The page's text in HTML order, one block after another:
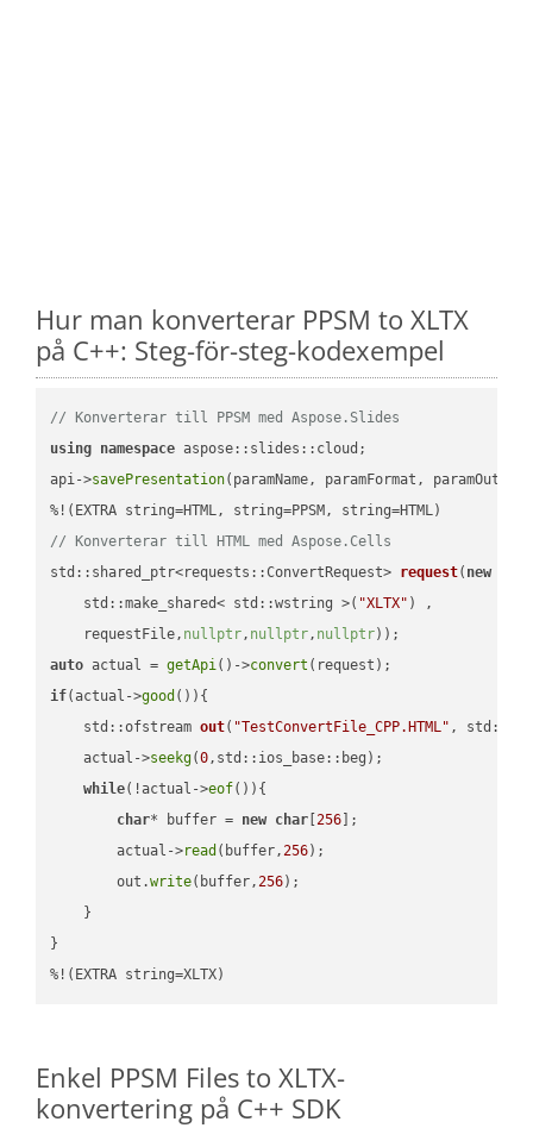
Hur man konverterar PPSM to XLTX
på C++: Steg-för-steg-kodexempel
// Konverterar till PPSM med Aspose.Slides
using namespace aspose::slides::cloud;
api->savePresentation(paramName, paramFormat,
// Konverterar till HTML med Aspose.Cells
std::shared_ptr<requests::ConvertRequest> request( new
    std::make_shared< std::wstring >(
"XLTX" ) ,
    requestFile,
nullptr, nullptr, nullptr))
auto actual = getApi()->convert
if(actual->good ()){
std::ofstream out( "TestConvertFile_CPP.HTML" ,
    actual->
seekg(0,std::ios_base::beg);
while(!actual->eof()){
char* buffer = new char [256 ];
        actual->
read (buffer,256);
        out.
write(buffer,256);
    }
}
%!(EXTRA string=XLTX)
Enkel PPSM Files to XLTX-
konvertering på C++ SDK